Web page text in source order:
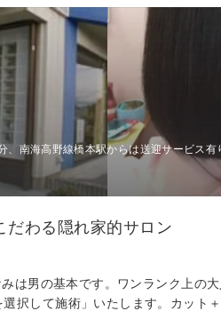
南海高野線橋本駅からは送迎サービス有
だわる隠れ家的サロン
は男の基本です。ワンランク上の
択して施術」いたします。カット